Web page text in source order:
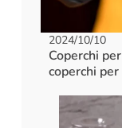
2024/10/10
Coperchi
coperchi